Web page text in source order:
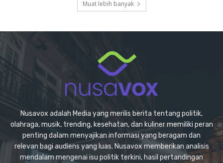
Muat lebih banyak
Nusavox adalah Media yang merilis berita tentang politik,
olahraga, musik, trending, kesehatan, dan kuliner memiliki peran
penting dalam menyajikan informasi yang beragam dan
relevan bagi audiens yang luas. Nusavox memberikan analisis
mendalam mengenai isu politik terkini, hasil pertandingan